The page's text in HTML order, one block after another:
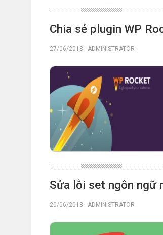
Chia sẻ plugin WP
27/06/2018 - ADMINISTRATOR
Sửa lỗi set ngôn ngữ
20/06/2018 - ADMINISTRATOR